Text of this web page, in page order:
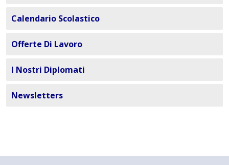
Calendario Scolastico
Offerte Di Lavoro
I Nostri Diplomati
Newsletters